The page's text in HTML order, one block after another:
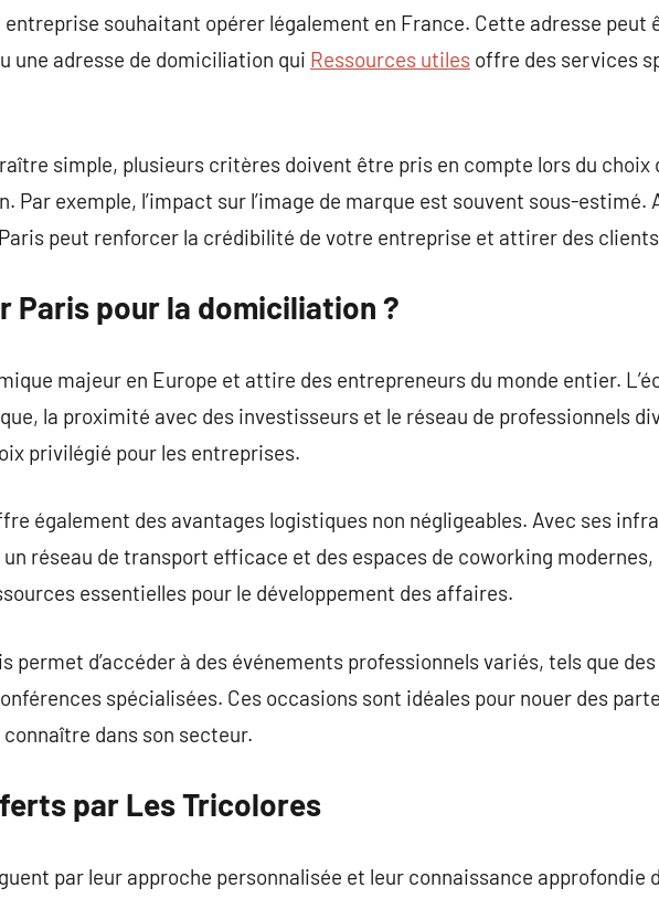
souhaitant opérer légalement en France. Cette adresse peut
une adresse de domiciliation qui Ressources utiles offre des services
simple, plusieurs critères doivent être pris en compte lors du choix
Par exemple, l’impact sur l’image de marque est souvent sous-estimé.
peut renforcer la crédibilité de votre entreprise et attirer des
Paris pour la domiciliation ?
majeur en Europe et attire des entrepreneurs du monde entier.
la proximité avec des investisseurs et le réseau de professionnels
privilégié pour les entreprises.
également des avantages logistiques non négligeables. Avec ses
réseau de transport efficace et des espaces de coworking modernes,
essentielles pour le développement des affaires.
permet d’accéder à des événements professionnels variés, tels que
spécialisées. Ces occasions sont idéales pour nouer des
dans son secteur.
par Les Tricolores
par leur approche personnalisée et leur connaissance approfondie